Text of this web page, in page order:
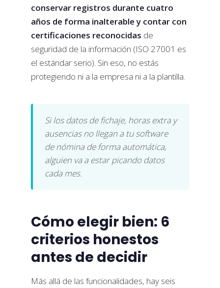
conservar registros durante cuatro
años de forma inalterable y contar con
certificaciones reconocidas de
seguridad de la información (ISO 27001 es
el estándar serio). Sin eso, no estás
protegiendo ni a la empresa ni a la plantilla.
Si los datos de fichaje, horas extra y
ausencias no llegan a tu software
de nómina de forma automática,
alguien va a estar picando datos
cada mes.
Cómo elegir bien: 6
criterios honestos
antes de decidir
Más allá de las funcionalidades, hay seis